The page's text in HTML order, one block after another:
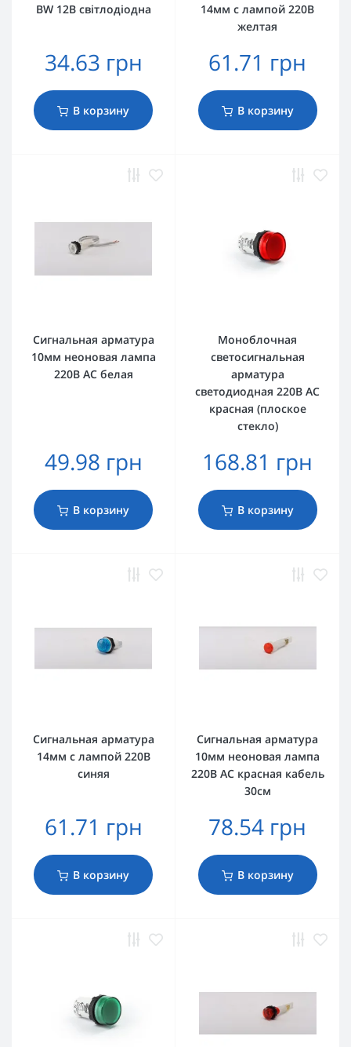
BW 12В світлодіодна
34.63 грн
В корзину
14мм с лампой 220В
желтая
61.71 грн
В корзину
Сигнальная арматура
10мм неоновая лампа
220В AC белая
49.98 грн
В корзину
Моноблочная
светосигнальная
арматура
светодиодная 220В АС
красная (плоское
стекло)
168.81 грн
В корзину
Сигнальная арматура
14мм с лампой 220В
синяя
61.71 грн
В корзину
Сигнальная арматура
10мм неоновая лампа
220В AC красная кабель
30см
78.54 грн
В корзину